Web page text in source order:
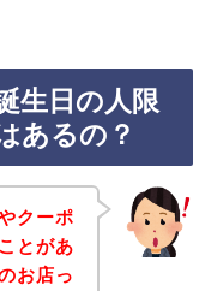
生日の人限
あるの？
クーポ
とがあ
お店っ